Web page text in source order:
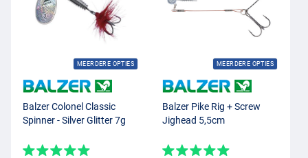
MEERDERE OPTIES
Balzer Colonel Classic
Spinner - Silver Glitter 7g
MEERDERE OPTIES
Balzer Pike Rig + Screw
Jighead 5,5cm